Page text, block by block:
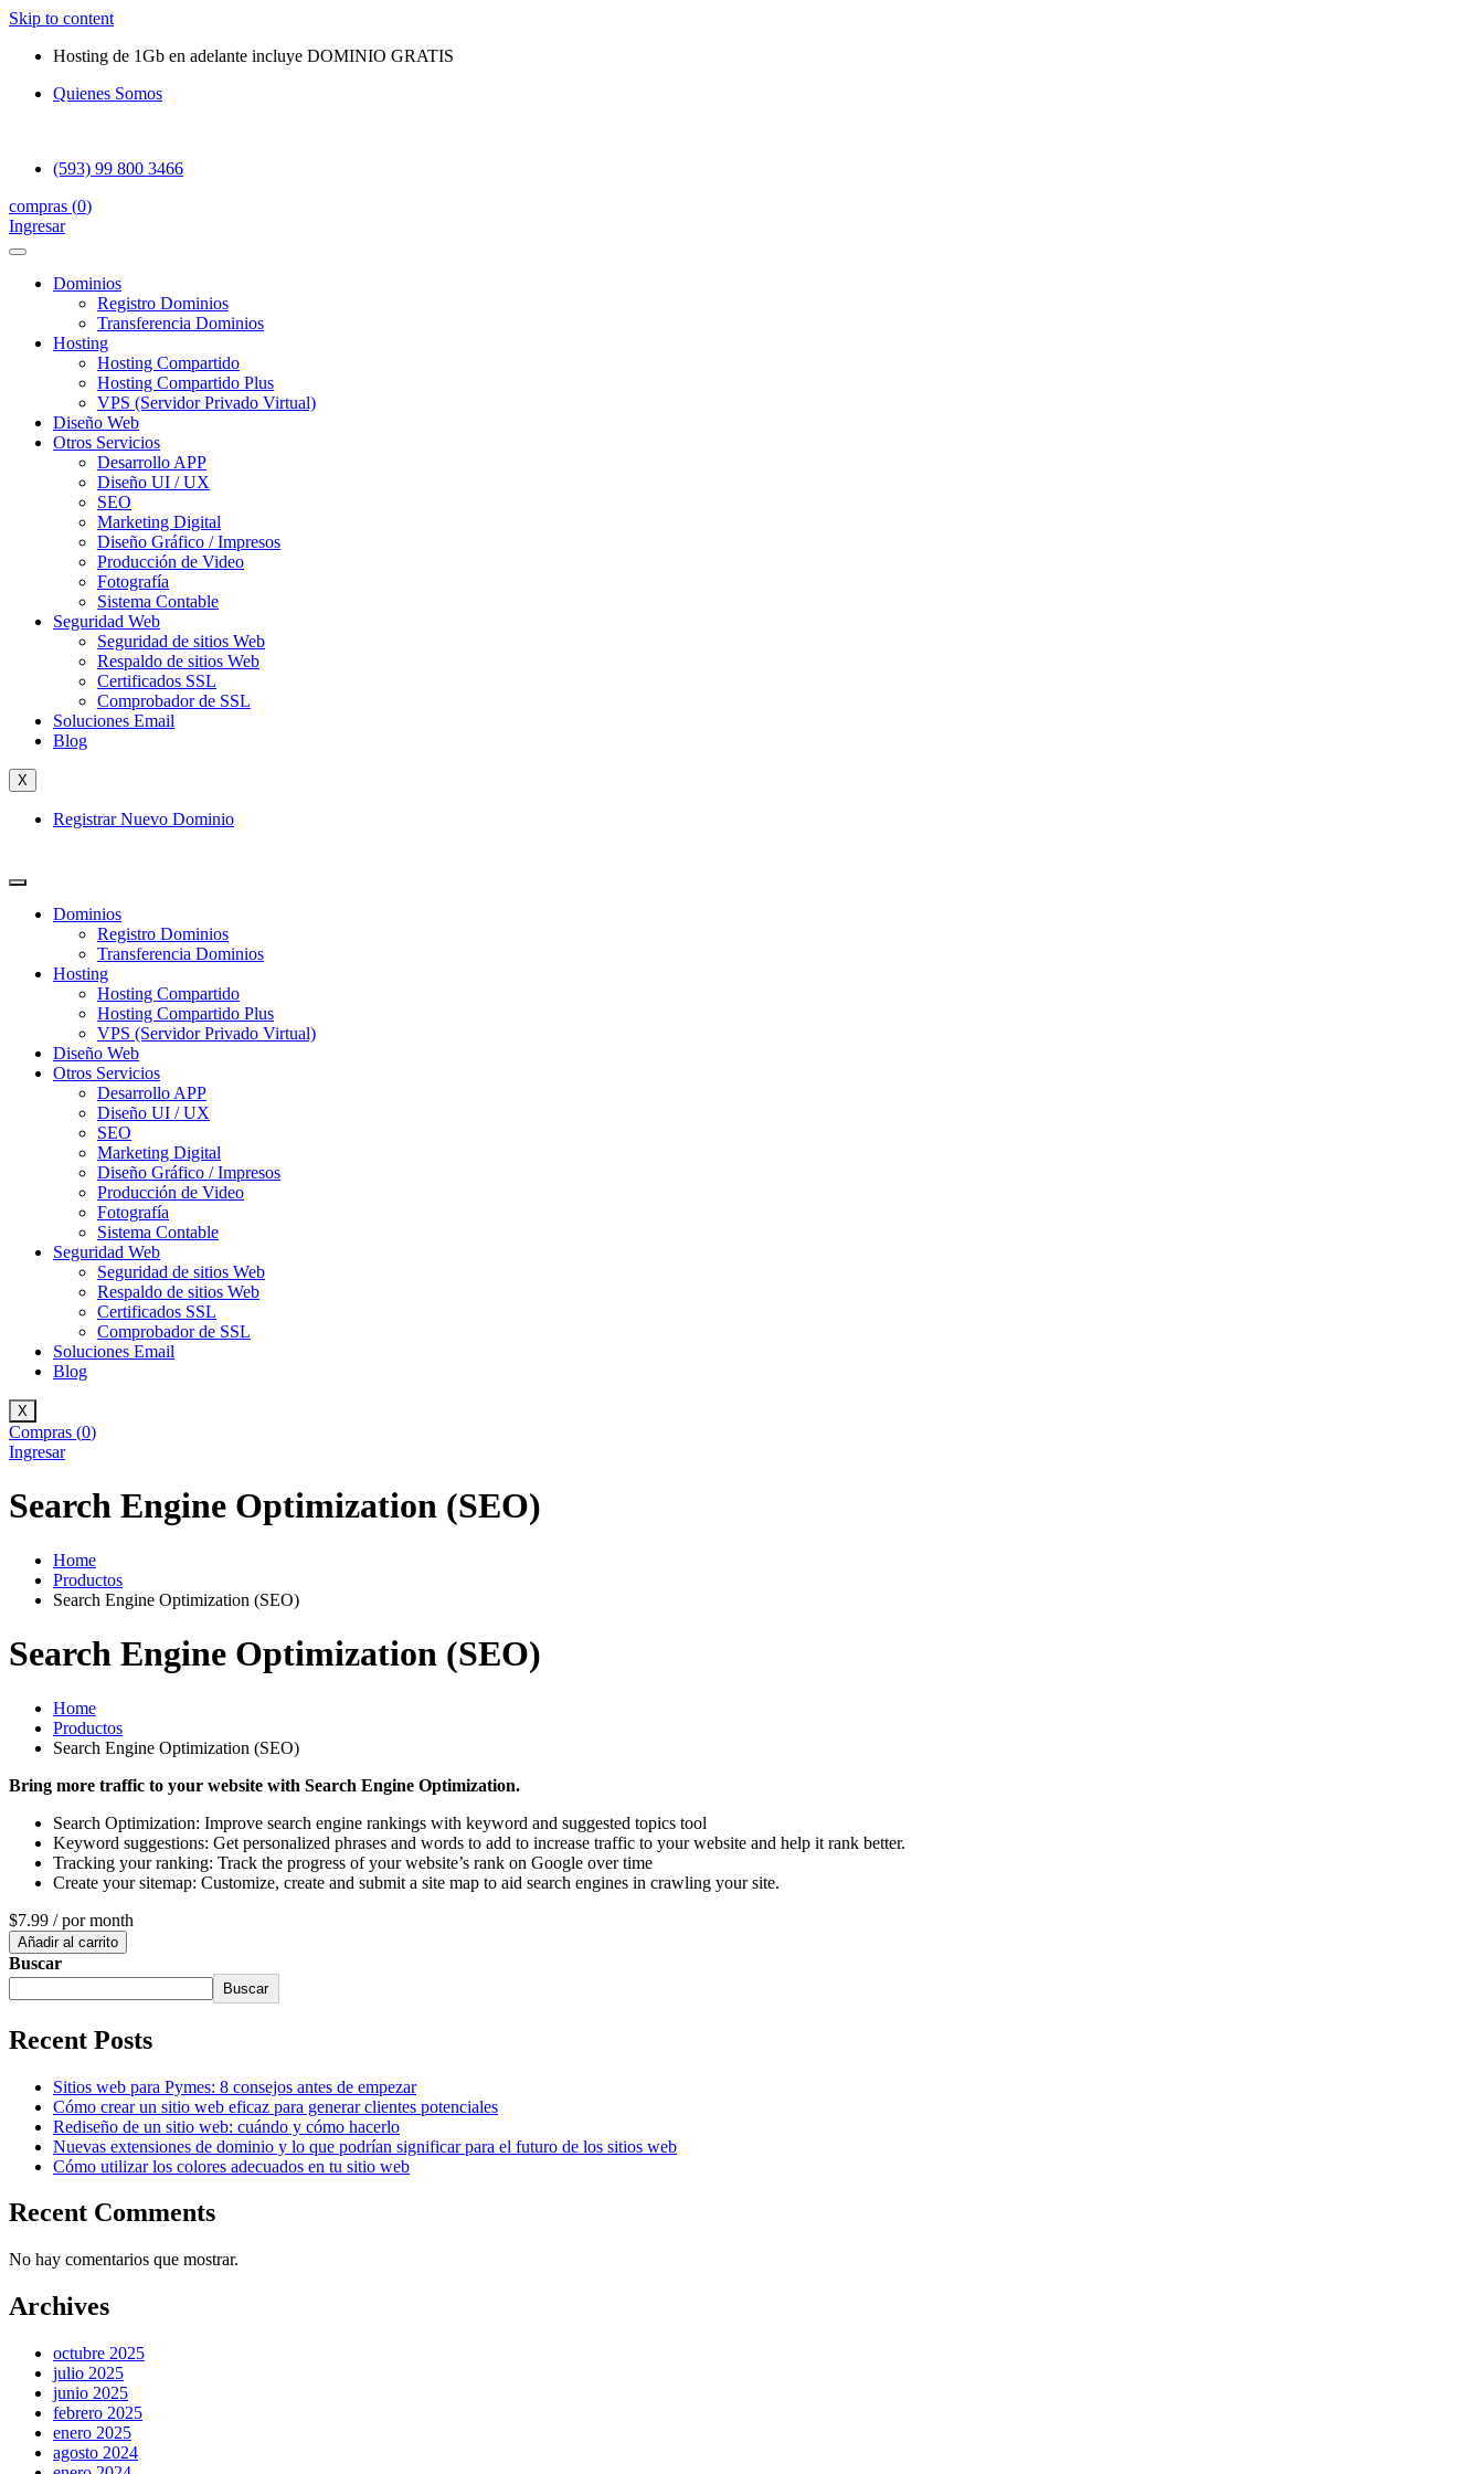
Skip to content
Hosting de 1Gb en adelante incluye DOMINIO GRATIS
Quienes Somos
(593) 99 800 3466
compras (0)
Ingresar
Dominios
Registro Dominios
Transferencia Dominios
Hosting
Hosting Compartido
Hosting Compartido Plus
VPS (Servidor Privado Virtual)
Diseño Web
Otros Servicios
Desarrollo APP
Diseño UI / UX
SEO
Marketing Digital
Diseño Gráfico / Impresos
Producción de Video
Fotografía
Sistema Contable
Seguridad Web
Seguridad de sitios Web
Respaldo de sitios Web
Certificados SSL
Comprobador de SSL
Soluciones Email
Blog
X
Registrar Nuevo Dominio
Dominios
Registro Dominios
Transferencia Dominios
Hosting
Hosting Compartido
Hosting Compartido Plus
VPS (Servidor Privado Virtual)
Diseño Web
Otros Servicios
Desarrollo APP
Diseño UI / UX
SEO
Marketing Digital
Diseño Gráfico / Impresos
Producción de Video
Fotografía
Sistema Contable
Seguridad Web
Seguridad de sitios Web
Respaldo de sitios Web
Certificados SSL
Comprobador de SSL
Soluciones Email
Blog
X
Compras (0)
Ingresar
Search Engine Optimization (SEO)
Home
Productos
Search Engine Optimization (SEO)
Search Engine Optimization (SEO)
Home
Productos
Search Engine Optimization (SEO)
Bring more traffic to your website with Search Engine Optimization.
Search Optimization: Improve search engine rankings with keyword and suggested topics tool
Keyword suggestions: Get personalized phrases and words to add to increase traffic to your website and help it rank better.
Tracking your ranking: Track the progress of your website’s rank on Google over time
Create your sitemap: Customize, create and submit a site map to aid search engines in crawling your site.
$7.99 / por month
Añadir al carrito
Buscar
Buscar
Recent Posts
Sitios web para Pymes: 8 consejos antes de empezar
Cómo crear un sitio web eficaz para generar clientes potenciales
Rediseño de un sitio web: cuándo y cómo hacerlo
Nuevas extensiones de dominio y lo que podrían significar para el futuro de los sitios web
Cómo utilizar los colores adecuados en tu sitio web
Recent Comments
No hay comentarios que mostrar.
Archives
octubre 2025
julio 2025
junio 2025
febrero 2025
enero 2025
agosto 2024